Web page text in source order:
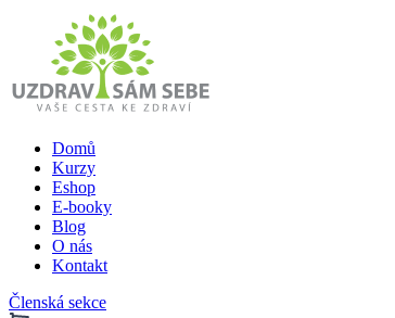
Domů
Kurzy
Eshop
E-booky
Blog
O nás
Kontakt
Členská sekce